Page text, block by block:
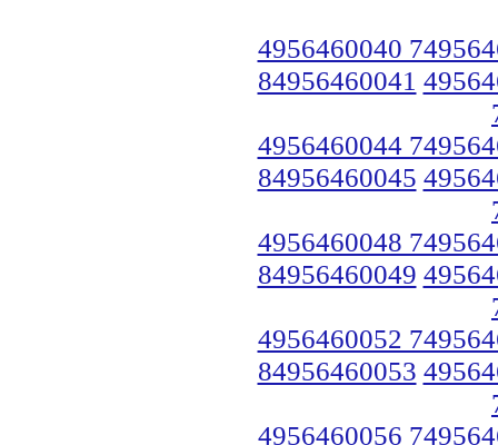
4956460040
84956460041
4956460044
84956460045
4956460048
84956460049
4956460052
84956460053
4956460056